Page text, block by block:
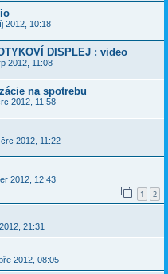
2012, 10:18
DISPLEJ : video
2012, 11:08
na spotrebu
2012, 11:58
2012, 11:22
2012, 12:43
1 2
21:31
2012, 08:05